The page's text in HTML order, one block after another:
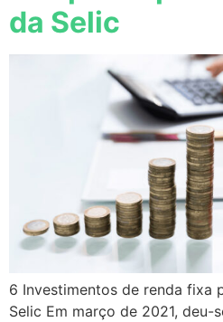
da Selic
6 Investimentos de renda fixa
Selic Em março de 2021, deu-